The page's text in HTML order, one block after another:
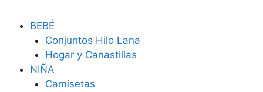
BEBÉ
Conjuntos Hilo Lana
Hogar y Canastillas
NIÑA
Camisetas